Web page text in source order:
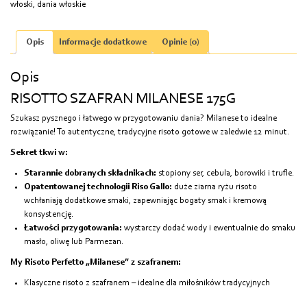
włoski, dania włoskie
Opis Informacje dodatkowe Opinie (0)
Opis
RISOTTO SZAFRAN MILANESE 175G
Szukasz pysznego i łatwego w przygotowaniu dania? Milanese to idealne
rozwiązanie! To autentyczne, tradycyjne risoto gotowe w zaledwie 12 minut.
Sekret tkwi w:
Starannie dobranych składnikach: stopiony ser, cebula, borowiki i trufle.
Opatentowanej technologii Riso Gallo: duże ziarna ryżu risoto
wchłaniają dodatkowe smaki, zapewniając bogaty smak i kremową
konsystencję.
Łatwości przygotowania: wystarczy dodać wody i ewentualnie do smaku
masło, oliwę lub Parmezan.
My Risoto Perfetto „Milanese” z szafranem:
Klasyczne risoto z szafranem – idealne dla miłośników tradycyjnych